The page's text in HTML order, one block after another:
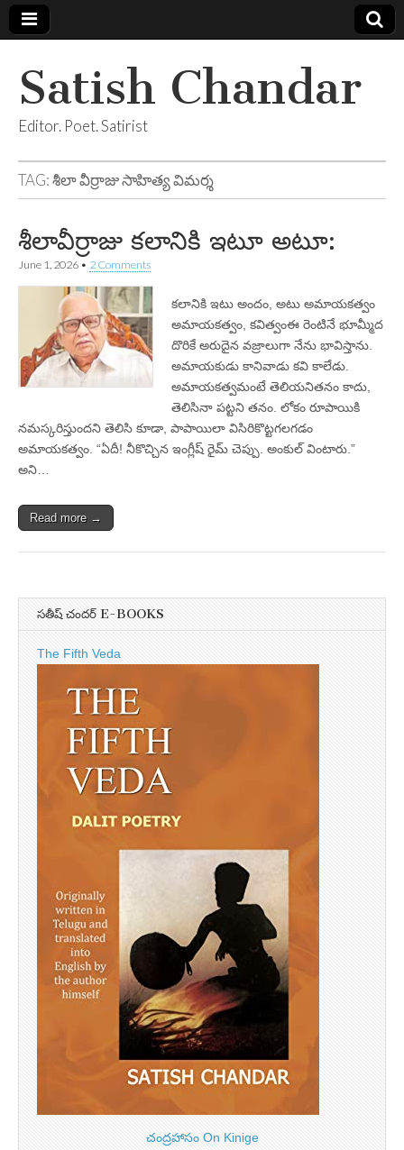
Satish Chandar
Editor. Poet. Satirist
TAG:శీలా వీర్రాజు సాహిత్య విమర్శ
శీలావీర్రాజు కలానికి ఇటూ అటూ:
June 1, 2026 • 2 Comments
కలానికి ఇటు అందం, అటు అమాయకత్వం
అమాయకత్వం, కవిత్వంఈ రెంటినే భూమ్మీద
దొరికే అరుదైన వజ్రాలుగా నేను భావిస్తాను.
అమాయకుడు కానివాడు కవి కాలేడు.
అమాయకత్వమంటే తెలియనితనం కాదు,
తెలిసినా పట్టని తనం. లోకం రూపాయికి
నమస్కరిస్తుందని తెలిసి కూడా, పాపాయిలా విసిరికొట్టగలగడం
అమాయకత్వం. “ఏదీ! నీకొచ్చిన ఇంగ్లీష్ రైమ్ చెప్పు. అంకుల్ వింటారు.”
అని…
Read more →
సతీష్ చందర్ E-BOOKS
The Fifth Veda
చంద్రహాసం On Kinige